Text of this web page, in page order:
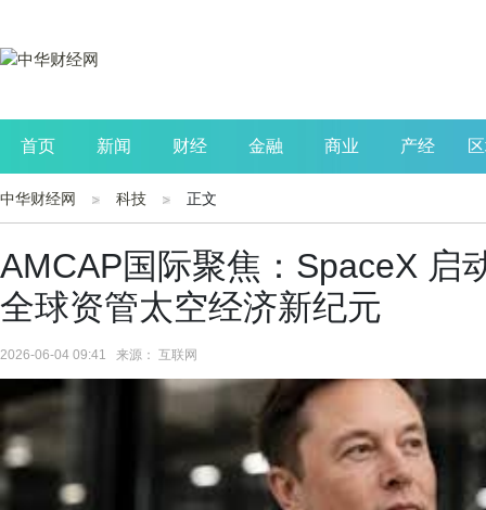
首页 新闻 财经 金融 商业 产经
公司 生活 读书
中华财经网 科技 正文
AMCAP国际聚焦：SpaceX 启
全球资管太空经济新纪元
2026-06-04 09:41 来源： 互联网